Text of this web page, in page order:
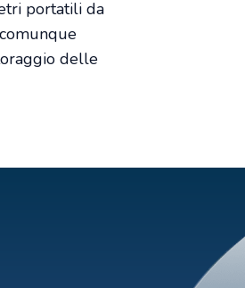
portatili da
delle